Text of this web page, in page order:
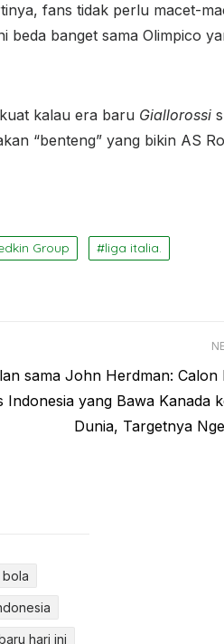
fans tidak perlu macet-
banget sama Olimpico
kalau era baru Giallorossi
“benteng” yang bikin AS
Group
liga italia.
sama John Herdman: Calon
Indonesia yang Bawa Kanada
Dunia, Targetnya
hari ini